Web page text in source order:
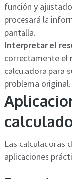
función y
procesará la
pantalla.
Interpretar el
correctamente el
calculadora para
problema original.
Las calculadoras
aplicaciones